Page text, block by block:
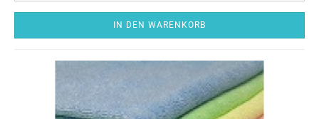
IN DEN WARENKORB